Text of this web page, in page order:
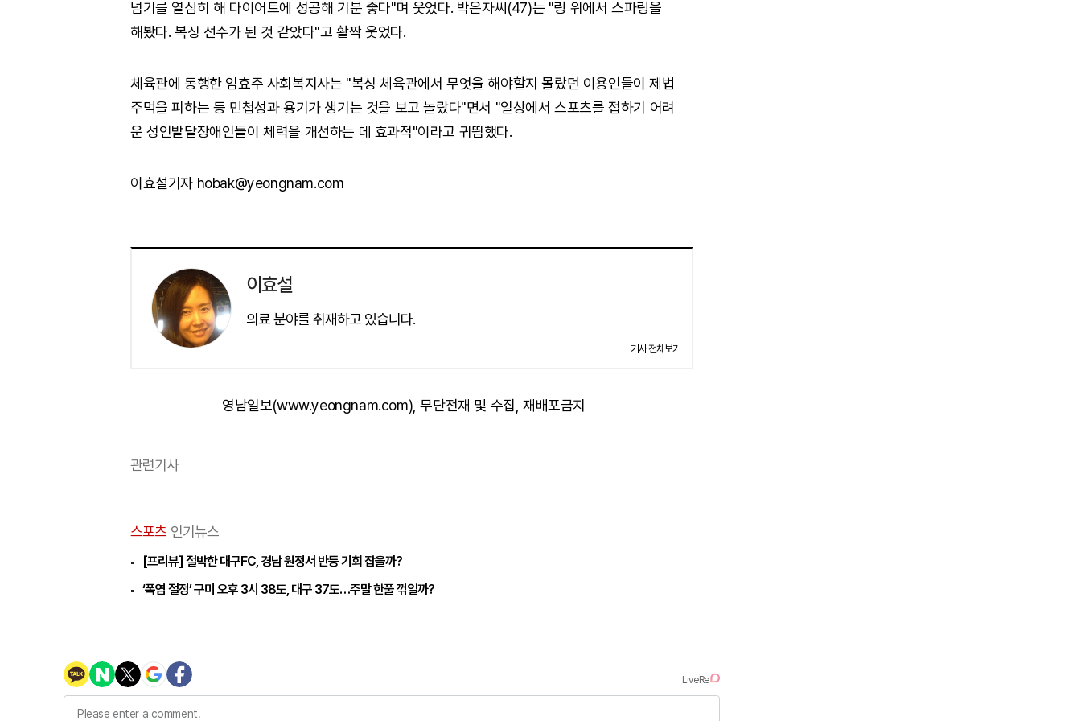
넘기를 열심히 해 다이어트에 성공해 기분 좋다"며 웃었다. 박은자씨(47)는 "링 위에서 스파링을
해봤다. 복싱 선수가 된 것 같았다"고 활짝 웃었다.
체육관에 동행한 임효주 사회복지사는 "복싱 체육관에서 무엇을 해야할지 몰랐던 이용인들이 제법
주먹을 피하는 등 민첩성과 용기가 생기는 것을 보고 놀랐다"면서 "일상에서 스포츠를 접하기 어려
운 성인발달장애인들이 체력을 개선하는 데 효과적"이라고 귀띔했다.
이효설기자 hobak@yeongnam.com
이효설
의료 분야를 취재하고 있습니다.
기사 전체보기
영남일보(www.yeongnam.com), 무단전재 및 수집, 재배포금지
관련기사
스포츠 인기뉴스
[프리뷰] 절박한 대구FC, 경남 원정서 반등 기회 잡을까?
‘폭염 절정’ 구미 오후 3시 38도, 대구 37도…주말 한풀 꺾일까?